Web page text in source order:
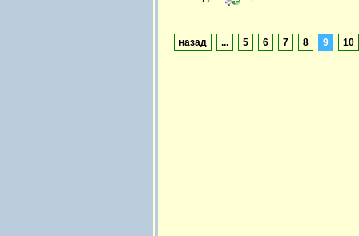
назад ... 5 6 7 8 9 10